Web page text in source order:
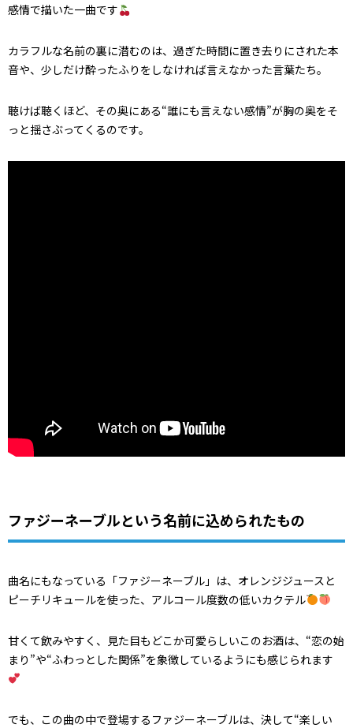
感情で描いた一曲です
カラフルな名前の裏に潜むのは、過ぎた時間に置き去りにされた本
音や、少しだけ酔ったふりをしなければ言えなかった言葉たち。
聴けば聴くほど、その奥にある“誰にも言えない感情”が胸の奥をそ
っと揺さぶってくるのです。
ファジーネーブルという名前に込められたもの
曲名にもなっている「ファジーネーブル」は、オレンジジュースと
ピーチリキュールを使った、アルコール度数の低いカクテル
甘くて飲みやすく、見た目もどこか可愛らしいこのお酒は、“恋の始
まり”や“ふわっとした関係”を象徴しているようにも感じられます
でも、この曲の中で登場するファジーネーブルは、決して“楽しい